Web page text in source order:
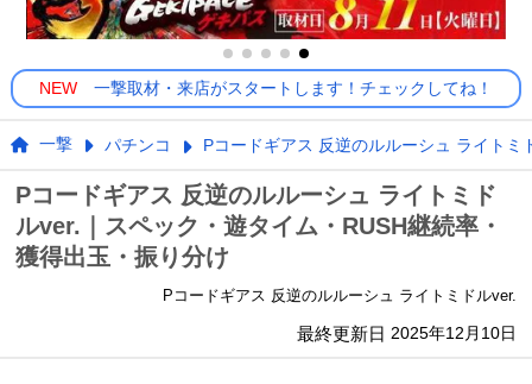
NEW 一撃取材・来店がスタートします！チェックしてね！
一撃 パチンコ Pコードギアス 反逆のルルーシュ ライトミ
Pコードギアス 反逆のルルーシュ ライトミド
ルver.｜スペック・遊タイム・RUSH継続率・
獲得出玉・振り分け
Pコードギアス 反逆のルルーシュ ライトミドルver.
最終更新日 2025年12月10日